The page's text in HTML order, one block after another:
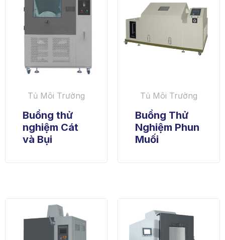
Tủ Môi Trường
Buồng thử
nghiệm Cát
và Bụi
Tủ Môi Trường
Buồng Thử
Nghiệm Phun
Muối